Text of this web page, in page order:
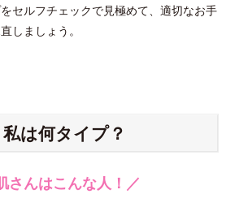
セルフチェックで見極めて、適切なお手
しましょう。
は何タイプ？
さんはこんな人！／